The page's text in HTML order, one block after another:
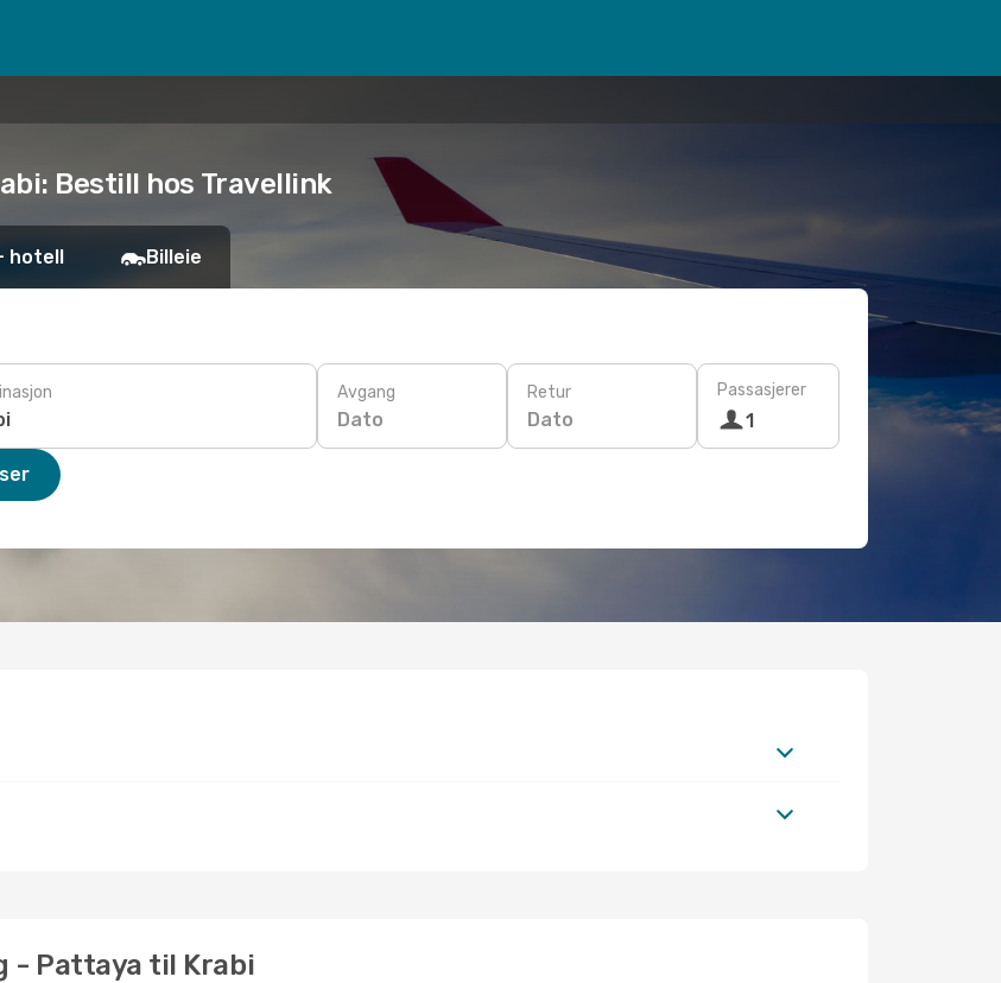
Bestill hos Travellink
hotell Billeie
Avgang
Dato
Retur
Dato
Passasjerer
1
- Pattaya til Krabi